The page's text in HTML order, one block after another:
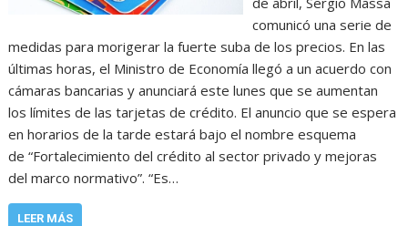
comunicó una serie de
medidas para morigerar la fuerte suba de los precios. En las
últimas horas, el Ministro de Economía llegó a un acuerdo con
cámaras bancarias y anunciará este lunes que se aumentan
los límites de las tarjetas de crédito. El anuncio que se espera
en horarios de la tarde estará bajo el nombre esquema
de “Fortalecimiento del crédito al sector privado y mejoras
del marco normativo”. “Es…
LEER MÁS